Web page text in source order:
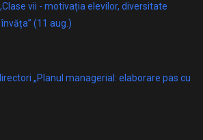
vii - motivația elevilor, diversitate
(11 aug.)
„Planul managerial: elaborare pas cu